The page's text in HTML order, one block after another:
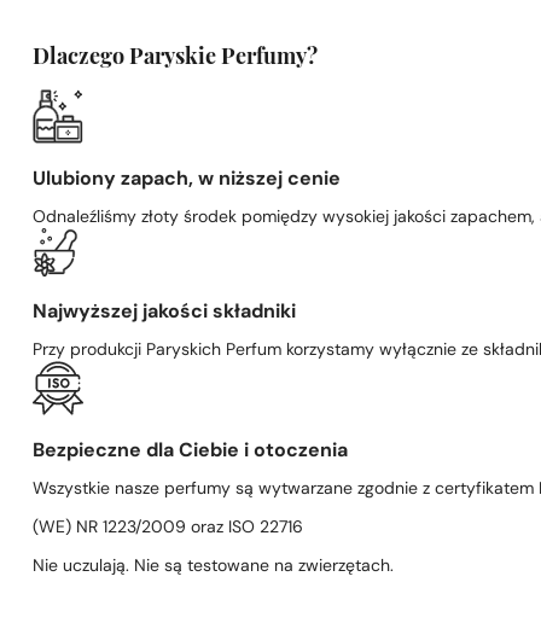
Dlaczego Paryskie Perfumy?
Ulubiony zapach, w niższej cenie
Odnaleźliśmy złoty środek pomiędzy wysokiej jakości
Najwyższej jakości składniki
Przy produkcji Paryskich Perfum korzystamy wyłącznie ze
Bezpieczne dla Ciebie i otoczenia
Wszystkie nasze perfumy są wytwarzane zgodnie z certyfikatem
(WE) NR 1223/2009 oraz ISO 22716
Nie uczulają. Nie są testowane na zwierzętach.